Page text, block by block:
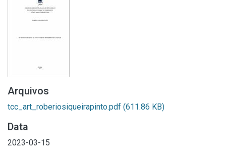
Arquivos
tcc_art_roberiosiqueirapinto.pdf (611.86 KB)
Data
2023-03-15